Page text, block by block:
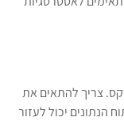
צריך להתאים את
הנתונים יכול לעזור